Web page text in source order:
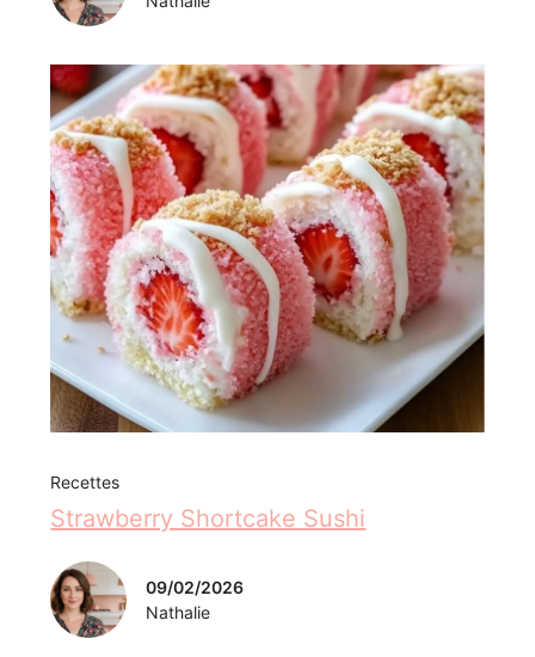
Recettes
Strawberry Shortcake Sushi
09/02/2026
Nathalie